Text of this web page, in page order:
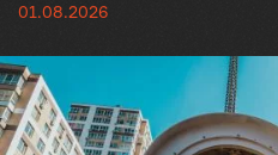
01.08.2026